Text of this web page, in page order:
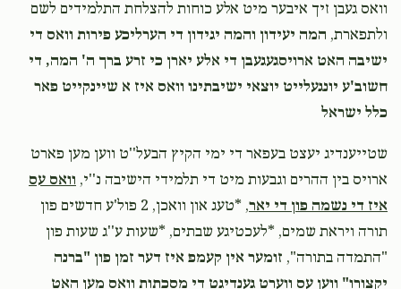
Olbert Finkelstein
1 month ago $10.00
pass me the kugel
וואס געבן זיך איבער מיט אלע כוחות להצלחת התלמידים לשם
ולתפארת, המה יעידון והמה יגידון די הערליכע פירות וואס די
ישיבה האט ארויסגעגעבן די אלע יארן כי זרע ברך ה' המה, די
חשוב'ע יונגעלייט יוצאי ישיבתינו וואס איז א שיינקייט פאר
כלל ישראל
‎‎שטייענדיג יעצט בעפאר די ימי הקיץ הבעל''ט ווען מען פארט
ארויס בין ההרים וגבעות מיט די תלמידי הישיבה נ''י, וואס עס
איז די נשמה פון די יאר
, *טעג און וואכן, 2 פול'ע חדשים פון
תורה ויראת שמים, *לעכטיגע שבתים, *שעות ע''ג שעות פון
"התמדה בתורה", זומער אין קעמפ איז דער זמן פון "ברנה
יקצורו" ווען עס ווערט גענדיגט די מסכתות וואס מען האט